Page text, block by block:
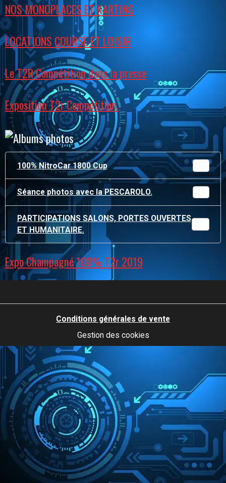
NOS MONOPLACES ET KARTING
LOCATIONS COURSE ET LOISIR
Le T2R Compétition dans la presse
Exposition T2r Compétition.
100% NitroCar 1800 Cup
Séance photos avec la PESCAROLO.
PARTICIPATIONS SALONS, PORTES OUVERTES
ET HUMANITAIRE.
Expo Champagné 100% T2r 2019
Conditions générales de vente
Gestion des cookies